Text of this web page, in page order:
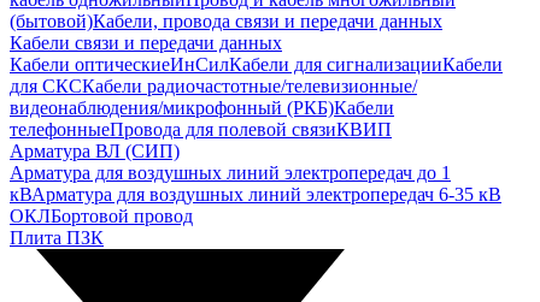
(бытовой)Кабели, провода связи и передачи данных
Кабели связи и передачи данных
Кабели оптическиеИнСилКабели для сигнализацииКабели
для СКСКабели радиочастотные/телевизионные/
видеонаблюдения/микрофонный (РКБ)Кабели
телефонныеПровода для полевой связиКВИП
Арматура ВЛ (СИП)
Арматура для воздушных линий электропередач до 1
кВАрматура для воздушных линий электропередач 6-35 кВ
ОКЛБортовой провод
Плита ПЗК